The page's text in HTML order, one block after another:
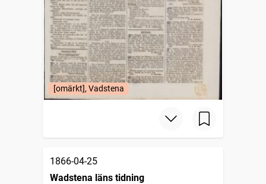
[omärkt], Vadstena
1866-04-25
Wadstena läns tidning